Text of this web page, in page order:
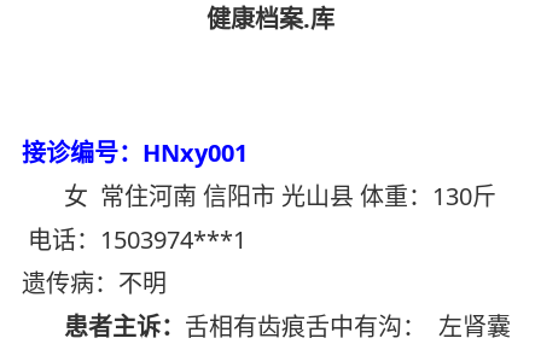
健康档案.库
接诊编号：HNxy001
女 常住河南 信阳市 光山县 体重：130斤
电话：1503974***1
遗传病：不明
患者主诉： 舌相有齿痕舌中有沟： 左肾囊